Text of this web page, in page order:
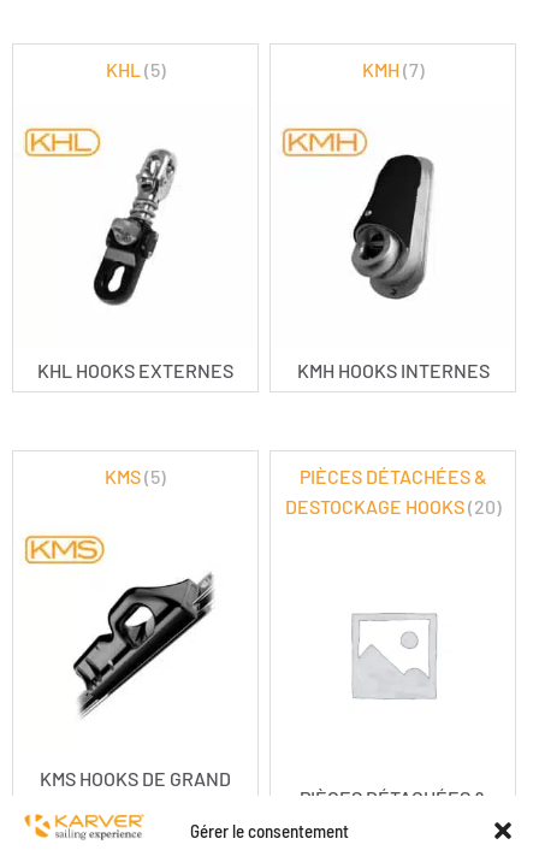
Gérer le consentement
KHL HOOKS EXTERNES
KHL(5)
KMH HOOKS INTERNES
KMH (7)
KMS HOOKS DE GRAND
KMS(5)
PIÈCES DÉTACHÉES &
PIÈCES DÉTACHÉES &
DESTOCKAGE HOOKS(20)